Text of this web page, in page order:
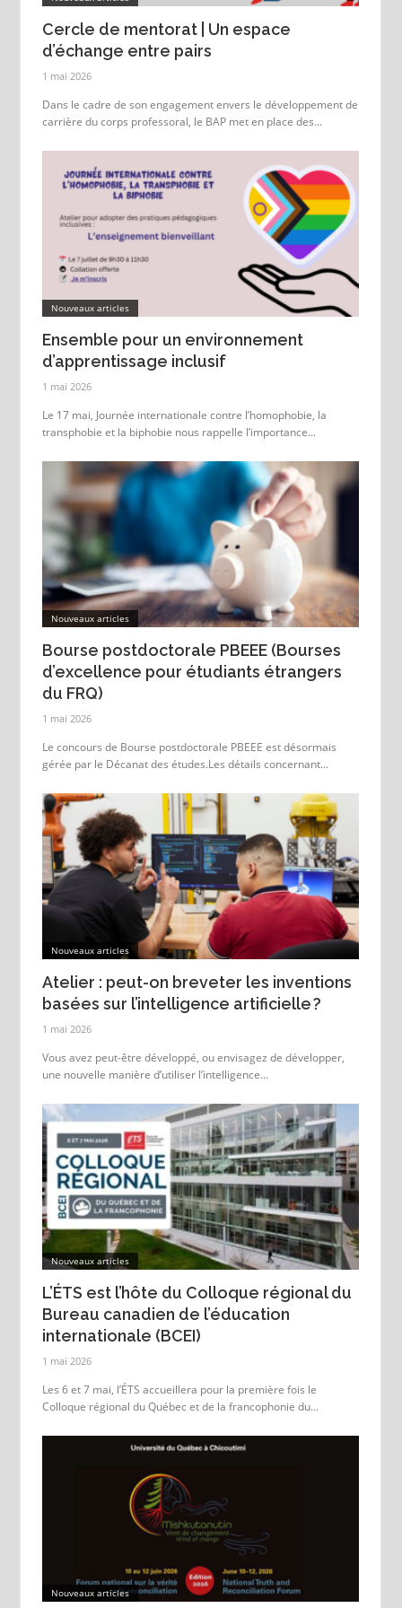
Cercle de mentorat | Un espace
d’échange entre pairs
1 mai 2026
Dans le cadre de son engagement envers le développement de
carrière du corps professoral, le BAP met en place des...
Nouveaux articles
Ensemble pour un environnement
d’apprentissage inclusif
1 mai 2026
Le 17 mai, Journée internationale contre l’homophobie, la
transphobie et la biphobie nous rappelle l’importance...
Nouveaux articles
Bourse postdoctorale PBEEE (Bourses
d’excellence pour étudiants étrangers
du FRQ)
1 mai 2026
Le concours de Bourse postdoctorale PBEEE est désormais
gérée par le Décanat des études.Les détails concernant...
Nouveaux articles
Atelier : peut-on breveter les inventions
basées sur l’intelligence artificielle ?
1 mai 2026
Vous avez peut-être développé, ou envisagez de développer,
une nouvelle manière d’utiliser l’intelligence...
Nouveaux articles
L’ÉTS est l’hôte du Colloque régional du
Bureau canadien de l’éducation
internationale (BCEI)
1 mai 2026
Les 6 et 7 mai, l’ÉTS accueillera pour la première fois le
Colloque régional du Québec et de la francophonie du...
Nouveaux articles